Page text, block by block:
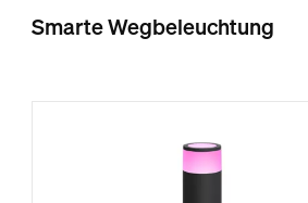
Smarte Wegbeleuchtung